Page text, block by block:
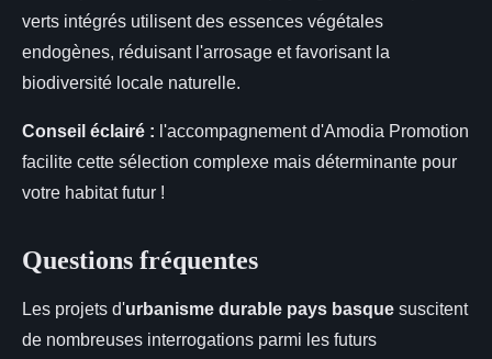
verts intégrés utilisent des essences végétales
endogènes, réduisant l'arrosage et favorisant la
biodiversité locale naturelle.
Conseil éclairé : l'accompagnement d'Amodia Promotion
facilite cette sélection complexe mais déterminante pour
votre habitat futur !
Questions fréquentes
Les projets d'urbanisme durable pays basque suscitent
de nombreuses interrogations parmi les futurs